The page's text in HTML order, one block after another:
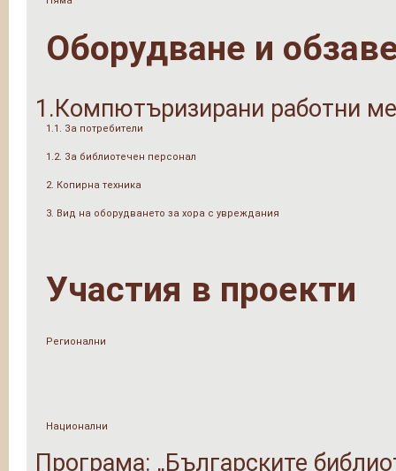
Оборудване и
1.Компютъризирани работни
1.1. За потребители
1.2. За библиотечен персонал
2. Копирна техника
3. Вид на оборудването за хора с увреждания
Участия в проекти
Регионални
Национални
Програма: „Българските